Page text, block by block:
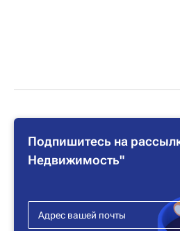
Подпишитесь на
Недвижимость"